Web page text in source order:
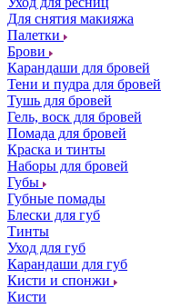
Для снятия макияжа
Палетки
Брови
Карандаши для бровей
Тени и пудра для бровей
Тушь для бровей
Гель, воск для бровей
Помада для бровей
Краска и тинты
Наборы для бровей
Губы
Губные помады
Блески для губ
Тинты
Уход для губ
Карандаши для губ
Кисти и спонжи
Кисти